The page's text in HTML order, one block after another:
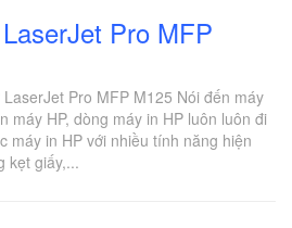
Pro MFP
Pro MFP M125 Nói đến máy
máy HP, dòng máy in HP luôn luôn đi
máy in HP với nhiều tính năng hiện
kẹt giấy,...